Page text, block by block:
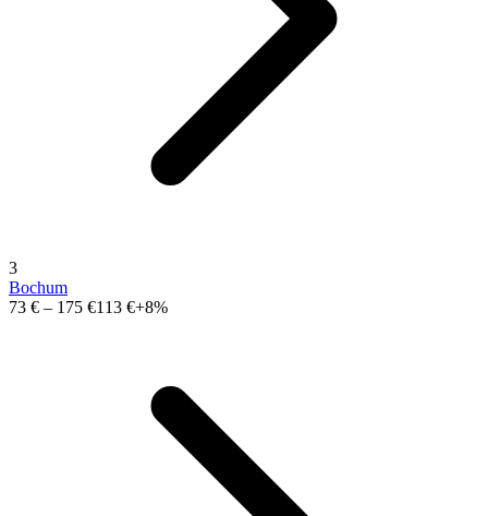
3
Bochum
73 € – 175 €113 €+8%